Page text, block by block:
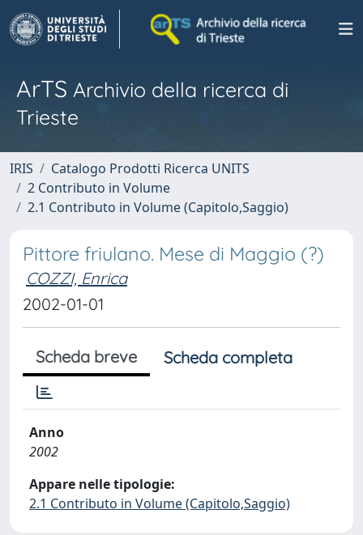
ArTS Archivio della ricerca di
Trieste
IRIS
Catalogo Prodotti Ricerca UNITS
2 Contributo in Volume
2.1 Contributo in Volume (Capitolo,Saggio)
Pittore friulano. Mese di Maggio (?)
COZZI, Enrica
2002-01-01
Scheda breve Scheda completa
Anno
2002
Appare nelle tipologie:
2.1 Contributo in Volume (Capitolo,Saggio)